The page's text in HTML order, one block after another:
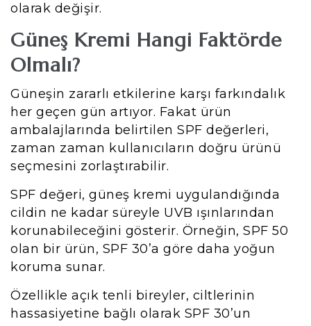
olarak değişir.
Güneş Kremi Hangi Faktörde
Olmalı?
Güneşin zararlı etkilerine karşı farkındalık
her geçen gün artıyor. Fakat ürün
ambalajlarında belirtilen SPF değerleri,
zaman zaman kullanıcıların doğru ürünü
seçmesini zorlaştırabilir.
SPF değeri, güneş kremi uygulandığında
cildin ne kadar süreyle UVB ışınlarından
korunabileceğini gösterir. Örneğin, SPF 50
olan bir ürün, SPF 30’a göre daha yoğun
koruma sunar.
Özellikle açık tenli bireyler, ciltlerinin
hassasiyetine bağlı olarak SPF 30’un